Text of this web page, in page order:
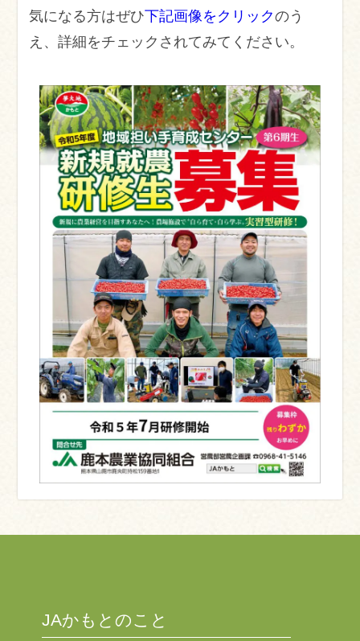
気になる方はぜひ下記画像をクリックのう
え、詳細をチェックされてみてください。
JAかもとのこと